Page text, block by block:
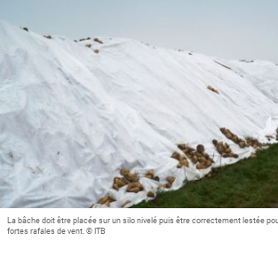
Abonnez-vous
La bâche doit être placée sur un silo nivelé puis être correctement lestée
fortes rafales de vent. © ITB